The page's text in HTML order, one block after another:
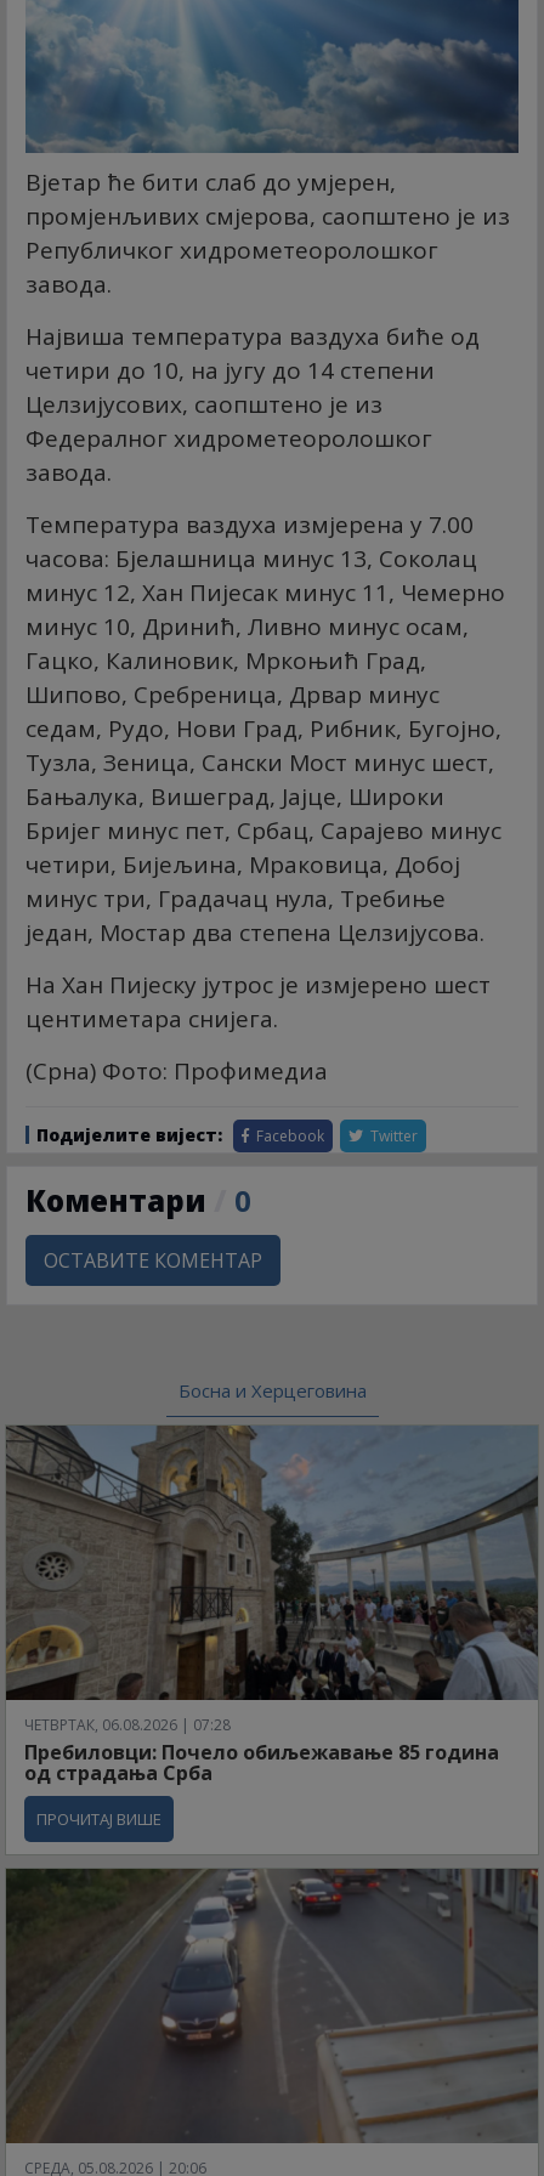
Вјетар ће бити слаб до умјерен,
промјенљивих смјерова, саопштено је из
Републичког хидрометеоролошког
завода.
Највиша температура ваздуха биће од
четири до 10, на југу до 14 степени
Целзијусових, саопштено је из
Федералног хидрометеоролошког
завода.
Температура ваздуха измјерена у 7.00
часова: Бјелашница минус 13, Соколац
минус 12, Хан Пијесак минус 11, Чемерно
минус 10, Дринић, Ливно минус осам,
Гацко, Калиновик, Мркоњић Град,
Шипово, Сребреница, Дрвар минус
седам, Рудо, Нови Град, Рибник, Бугојно,
Тузла, Зеница, Сански Мост минус шест,
Бањалука, Вишеград, Јајце, Широки
Бријег минус пет, Србац, Сарајево минус
четири, Бијељина, Мраковица, Добој
минус три, Градачац нула, Требиње
један, Мостар два степена Целзијусова.
На Хан Пијеску јутрос је измјерено шест
центиметара снијега.
(Срна) Фото: Профимедиа
Подијелите вијест: Facebook Twitter
Коментари 0
ОСТАВИТЕ КОМЕНТАР
Босна и Херцеговина
ЧЕТВРТАК, 06.08.2026 | 07:28
Пребиловци: Почело обиљежавање 85 година
од страдања Срба
ПРОЧИТАЈ ВИШЕ
СРЕДА, 05.08.2026 | 20:06